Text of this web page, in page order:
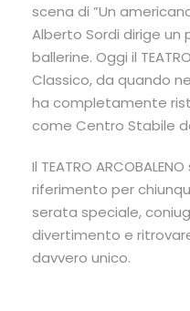
scena di ”Un
Alberto Sordi dirige
ballerine. Oggi il
Classico, da quando
ha completamente
come Centro Stabile
Il TEATRO
riferimento per
serata speciale,
divertimento e
davvero unico.